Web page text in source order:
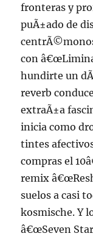
fronteras y
puÃ±ado de
con
hundirte un
reverb
extraÃ±a
inicia como
tintes
compras el
remix
suelos a casi
kosmische. Y
â€œSeven